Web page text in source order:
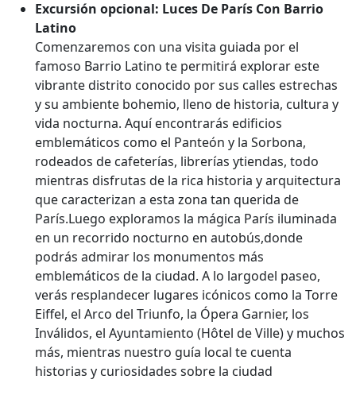
Excursión opcional: Luces De París Con Barrio
Latino
Comenzaremos con una visita guiada por el
famoso Barrio Latino te permitirá explorar este
vibrante distrito conocido por sus calles estrechas
y su ambiente bohemio, lleno de historia, cultura y
vida nocturna. Aquí encontrarás edificios
emblemáticos como el Panteón y la Sorbona,
rodeados de cafeterías, librerías ytiendas, todo
mientras disfrutas de la rica historia y arquitectura
que caracterizan a esta zona tan querida de
París.Luego exploramos la mágica París iluminada
en un recorrido nocturno en autobús,donde
podrás admirar los monumentos más
emblemáticos de la ciudad. A lo largodel paseo,
verás resplandecer lugares icónicos como la Torre
Eiffel, el Arco del Triunfo, la Ópera Garnier, los
Inválidos, el Ayuntamiento (Hôtel de Ville) y muchos
más, mientras nuestro guía local te cuenta
historias y curiosidades sobre la ciudad